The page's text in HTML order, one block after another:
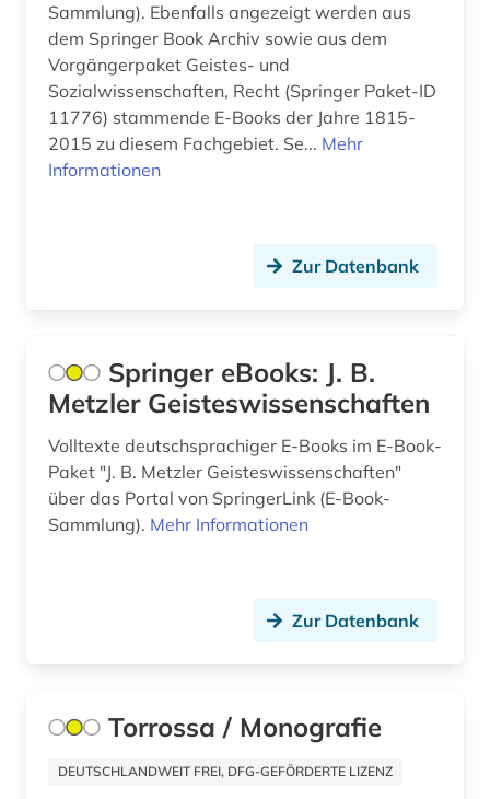
medizin (13)
medizinrecht (1)
mesosoziologie (1)
nag hammadi (1)
naturwissenschaften (31)
open access (5)
Sammlung). Ebenfalls angezeigt werden aus
dem Springer Book Archiv sowie aus dem
Vorgängerpaket Geistes- und
Sozialwissenschaften, Recht (Springer Paket-ID
11776) stammende E-Books der Jahre 1815-
2015 zu diesem Fachgebiet. Se... Mehr
Informationen
Zur Datenbank
Springer eBooks: J. B.
Metzler Geisteswissenschaften
Volltexte deutschsprachiger E-Books im E-Book-
Paket "J. B. Metzler Geisteswissenschaften"
über das Portal von SpringerLink (E-Book-
Sammlung). Mehr Informationen
Zur Datenbank
Torrossa / Monografie
DEUTSCHLANDWEIT FREI, DFG-GEFÖRDERTE LIZENZ